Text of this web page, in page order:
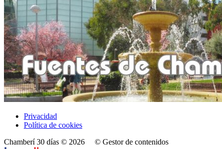
Privacidad
Política de cookies
Chamberí 30 días © 2026 © Gestor de contenidos